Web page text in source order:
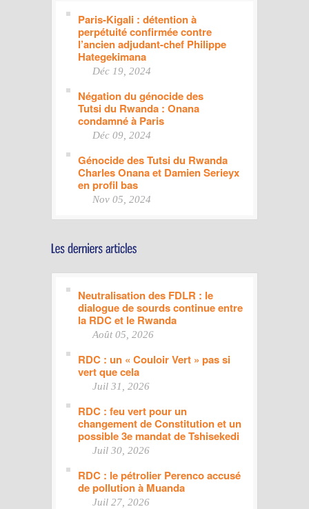
Paris-Kigali : détention à
perpétuité confirmée contre
l’ancien adjudant-chef Philippe
Hategekimana
Déc 19, 2024
Négation du génocide des
Tutsi du Rwanda : Onana
condamné à Paris
Déc 09, 2024
Génocide des Tutsi du Rwanda
Charles Onana et Damien Serieyx
en profil bas
Nov 05, 2024
Neutralisation des FDLR : le
dialogue de sourds continue entre
la RDC et le Rwanda
Août 05, 2026
RDC : un « Couloir Vert » pas si
vert que cela
Juil 31, 2026
RDC : feu vert pour un
changement de Constitution et un
possible 3e mandat de Tshisekedi
Juil 30, 2026
RDC : le pétrolier Perenco accusé
de pollution à Muanda
Juil 27, 2026